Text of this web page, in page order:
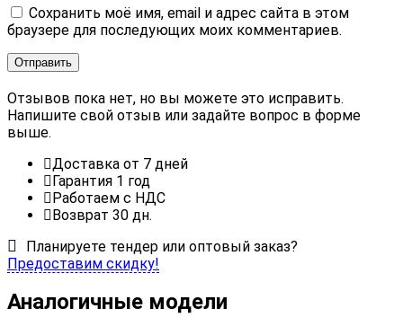
Сохранить моё имя, email и адрес сайта в этом
браузере для последующих моих комментариев.
Отзывов пока нет, но вы можете это исправить.
Напишите свой отзыв или задайте вопрос в форме
выше.
Доставка от 7 дней
Гарантия 1 год
Работаем с НДС
Возврат 30 дн.
Планируете тендер или оптовый заказ?
Предоставим скидку!
Аналогичные модели